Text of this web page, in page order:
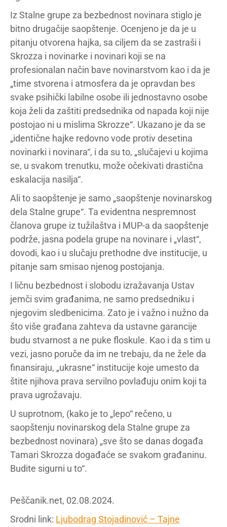
Iz Stalne grupe za bezbednost novinara stiglo je
bitno drugačije saopštenje. Ocenjeno je da je u
pitanju otvorena hajka, sa ciljem da se zastraši i
Skrozza i novinarke i novinari koji se na
profesionalan način bave novinarstvom kao i da je
„time stvorena i atmosfera da je opravdan bes
svake psihički labilne osobe ili jednostavno osobe
koja želi da zaštiti predsednika od napada koji nije
postojao ni u mislima Skrozze“. Ukazano je da se
„identične hajke redovno vode protiv desetina
novinarki i novinara“, i da su to, „slučajevi u kojima
se, u svakom trenutku, može očekivati drastična
eskalacija nasilja“.
Ali to saopštenje je samo „saopštenje novinarskog
dela Stalne grupe“. Ta evidentna nespremnost
članova grupe iz tužilaštva i MUP-a da saopštenje
podrže, jasna podela grupe na novinare i „vlast“,
dovodi, kao i u slučaju prethodne dve institucije, u
pitanje sam smisao njenog postojanja.
I ličnu bezbednost i slobodu izražavanja Ustav
jemči svim građanima, ne samo predsedniku i
njegovim sledbenicima. Zato je i važno i nužno da
što više građana zahteva da ustavne garancije
budu stvarnost a ne puke floskule. Kao i da s tim u
vezi, jasno poruče da im ne trebaju, da ne žele da
finansiraju, „ukrasne“ institucije koje umesto da
štite njihova prava servilno povlađuju onim koji ta
prava ugrožavaju.
U suprotnom, (kako je to „lepo“ rečeno, u
saopštenju novinarskog dela Stalne grupe za
bezbednost novinara) „sve što se danas događa
Tamari Skrozza događaće se svakom građaninu.
Budite sigurni u to“.
Peščanik.net, 02.08.2024.
Srodni link: Ljubodrag Stojadinović – Tajne